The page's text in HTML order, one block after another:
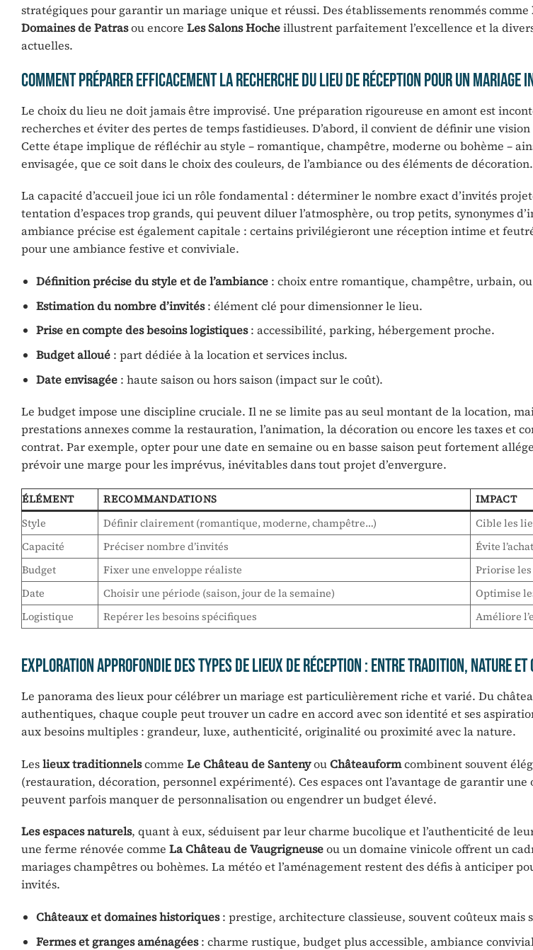
stratégiques pour garantir un mariage unique et réussi. Des établissements renommés comme
Domaines de Patrasou encore Les Salons Hocheillustrent parfaitement l’excellence et la
actuelles.
Comment préparer efficacement la recherche du lieu de réception pour un mariage
Le choix du lieu ne doit jamais être improvisé. Une préparation rigoureuse en amont est
recherches et éviter des pertes de temps fastidieuses. D’abord, il convient de définir une
Cette étape implique de réfléchir au style – romantique, champêtre, moderne ou bohème –
envisagée, que ce soit dans le choix des couleurs, de l’ambiance ou des éléments de décoration.
La capacité d’accueil joue ici un rôle fondamental : déterminer le nombre exact d’invités
tentation d’espaces trop grands, qui peuvent diluer l’atmosphère, ou trop petits, synonymes
ambiance précise est également capitale : certains privilégieront une réception intime et
pour une ambiance festive et conviviale.
Définition précise du style et de l’ambiance: choix entre romantique, champêtre, urbain,
Estimation du nombre d’invités: élément clé pour dimensionner le lieu.
Prise en compte des besoins logistiques: accessibilité, parking, hébergement proche.
Budget alloué: part dédiée à la location et services inclus.
Date envisagée: haute saison ou hors saison (impact sur le coût).
Le budget impose une discipline cruciale. Il ne se limite pas au seul montant de la location,
prestations annexes comme la restauration, l’animation, la décoration ou encore les taxes et
contrat. Par exemple, opter pour une date en semaine ou en basse saison peut fortement
prévoir une marge pour les imprévus, inévitables dans tout projet d’envergure.
ÉLÉMENT RECOMMANDATIONS
IMPACT
Style
Définir clairement (romantique, moderne, champêtre…)
Cible les
Capacité
Préciser nombre d’invités
Évite
Budget
Fixer une enveloppe réaliste
Priorise
Date
Choisir une période (saison, jour de la semaine)
Optimise
Logistique
Repérer les besoins spécifiques Améliore
Exploration approfondie des types de lieux de réception : entre tradition, nature
Le panorama des lieux pour célébrer un mariage est particulièrement riche et varié. Du
authentiques, chaque couple peut trouver un cadre en accord avec son identité et ses
aux besoins multiples : grandeur, luxe, authenticité, originalité ou proximité avec la nature.
Leslieux traditionnelscomme Le Château de SantenyouChâteauformcombinent souvent
(restauration, décoration, personnel expérimenté). Ces espaces ont l’avantage de garantir
peuvent parfois manquer de personnalisation ou engendrer un budget élevé.
Les espaces naturels, quant à eux, séduisent par leur charme bucolique et l’authenticité de
une ferme rénovée comme La Château de Vaugrigneuseou un domaine vinicole offrent un
mariages champêtres ou bohèmes. La météo et l’aménagement restent des défis à anticiper
invités.
Châteaux et domaines historiques: prestige, architecture classieuse, souvent coûteux mais
Fermes et granges aménagées: charme rustique, budget plus accessible, ambiance